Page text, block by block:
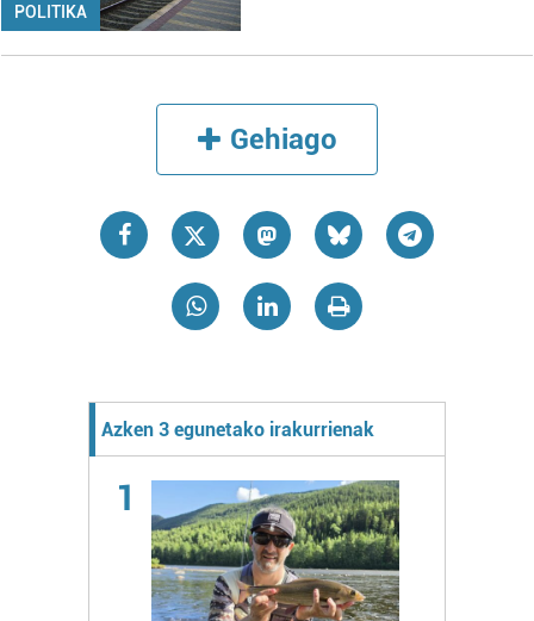
POLITIKA
Gehiago
Azken 3 egunetako irakurrienak
1